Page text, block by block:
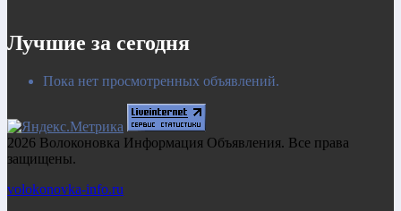
Лучшие за сегодня
Пока нет просмотренных объявлений.
2026 Волоконовка Информация Объявления. Все права
защищены.
volokonovka-info.ru